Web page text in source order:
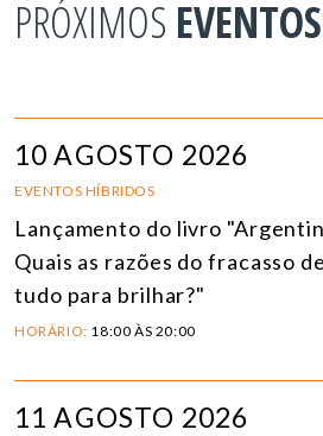
PRÓXIMOS EVENTOS
10 AGOSTO 2026
EVENTOS HÍBRIDOS
Lançamento do livro
Quais as razões do fracasso
tudo para brilhar?"
HORÁRIO: 18:00 ÀS 20:00
11 AGOSTO 2026